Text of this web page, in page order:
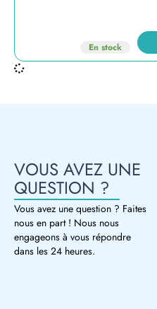
En stock
VOUS AVEZ UNE
QUESTION ?
Vous avez une question ? Faites
nous en part ! Nous nous
engageons à vous répondre
dans les 24 heures.